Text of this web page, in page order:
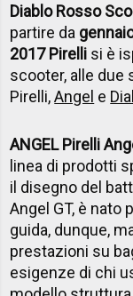
Diablo Rosso
partire da
2017 Pirelli si è
scooter, alle due
Pirelli,Angel e
ANGEL Pirelli
linea di prodotti
il disegno del
Angel GT, è nato
guida, dunque,
prestazioni su
esigenze di chi